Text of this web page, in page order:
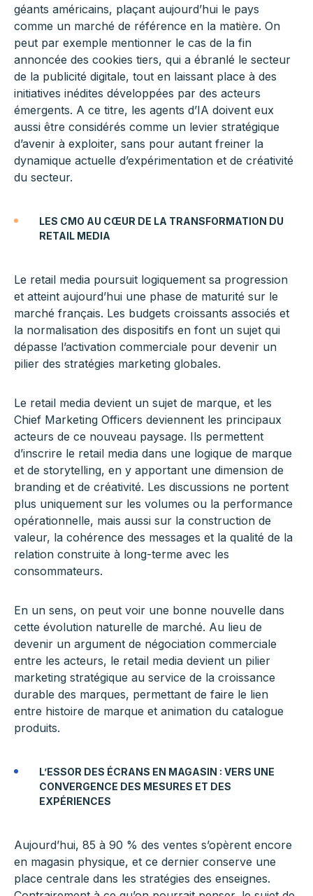
géants américains, plaçant aujourd’hui le pays
comme un marché de référence en la matière. On
peut par exemple mentionner le cas de la fin
annoncée des cookies tiers, qui a ébranlé le secteur
de la publicité digitale, tout en laissant place à des
initiatives inédites développées par des acteurs
émergents. A ce titre, les agents d’IA doivent eux
aussi être considérés comme un levier stratégique
d’avenir à exploiter, sans pour autant freiner la
dynamique actuelle d’expérimentation et de créativité
du secteur.
LES CMO AU CŒUR DE LA TRANSFORMATION DU
RETAIL MEDIA
Le retail media poursuit logiquement sa progression
et atteint aujourd’hui une phase de maturité sur le
marché français. Les budgets croissants associés et
la normalisation des dispositifs en font un sujet qui
dépasse l’activation commerciale pour devenir un
pilier des stratégies marketing globales.
Le retail media devient un sujet de marque, et les
Chief Marketing Officers deviennent les principaux
acteurs de ce nouveau paysage. Ils permettent
d’inscrire le retail media dans une logique de marque
et de storytelling, en y apportant une dimension de
branding et de créativité. Les discussions ne portent
plus uniquement sur les volumes ou la performance
opérationnelle, mais aussi sur la construction de
valeur, la cohérence des messages et la qualité de la
relation construite à long-terme avec les
consommateurs.
En un sens, on peut voir une bonne nouvelle dans
cette évolution naturelle de marché. Au lieu de
devenir un argument de négociation commerciale
entre les acteurs, le retail media devient un pilier
marketing stratégique au service de la croissance
durable des marques, permettant de faire le lien
entre histoire de marque et animation du catalogue
produits.
L’ESSOR DES ÉCRANS EN MAGASIN : VERS UNE
CONVERGENCE DES MESURES ET DES
EXPÉRIENCES
Aujourd’hui, 85 à 90 % des ventes s’opèrent encore
en magasin physique, et ce dernier conserve une
place centrale dans les stratégies des enseignes.